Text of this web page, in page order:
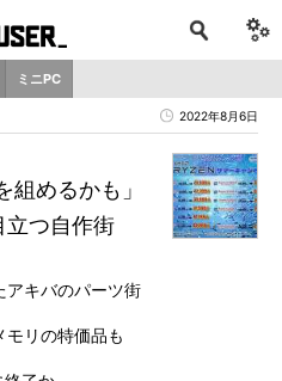
ミニPC
2022年8月6日
組めるかも」
つ自作街
アキバのパーツ街
モリの特価品も